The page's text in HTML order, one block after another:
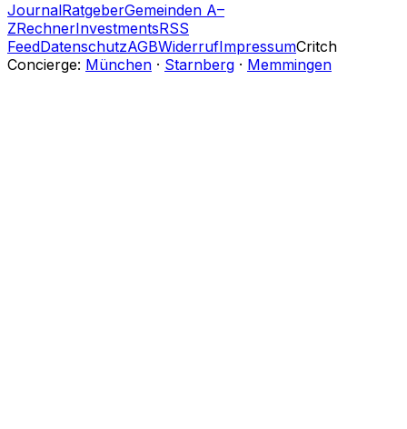
JournalRatgeberGemeinden A–
ZRechnerInvestmentsRSS
FeedDatenschutzAGBWiderrufImpressumCritch
Concierge: München · Starnberg · Memmingen